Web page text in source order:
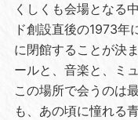
くしくも会場となる
ド創設直後の1973年
に閉館することが決
ールと、音楽と、ミ
この場所で会うのは
も、あの頃に憧れる